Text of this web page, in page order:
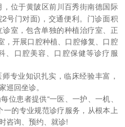
，位于黄陂区前川百秀街南德国际
号门对面)，交通便利。门诊面积
室，包含单独的种植治疗室、正
，开展口腔种植、口腔修复、口腔
、口腔美容、口腔保健等诊疗服
专业知识扎实，临床经验丰富，
巡回坐诊。
位患者提供“一医、一护、一机、
一的专业规范诊疗服务，从根本上
咨询、预约、就诊!